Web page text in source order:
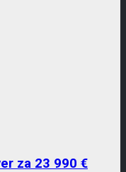
za 23 990 €